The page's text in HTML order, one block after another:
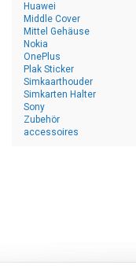
Huawei
Middle Cover
Mittel Gehäuse
Nokia
OnePlus
Plak Sticker
Simkaarthouder
Simkarten Halter
Sony
Zubehör
accessoires